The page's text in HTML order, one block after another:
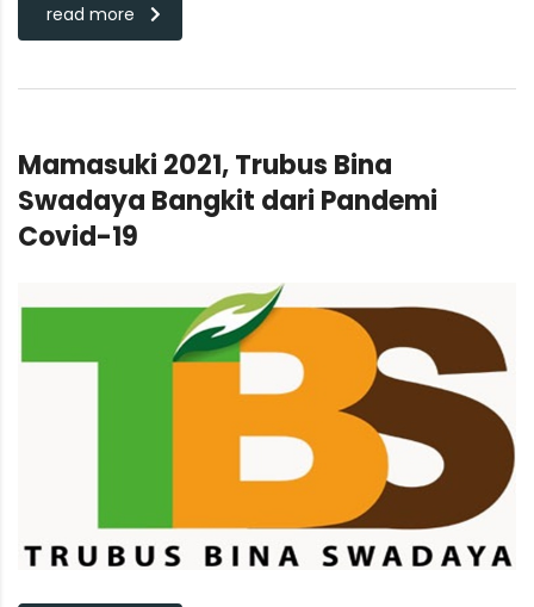
read more
Mamasuki 2021, Trubus Bina
Swadaya Bangkit dari Pandemi
Covid-19